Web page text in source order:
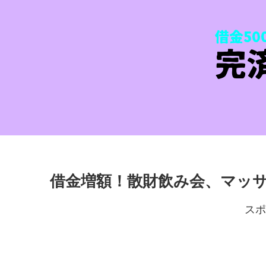
借金増額！散財飲み会、マッ
ス